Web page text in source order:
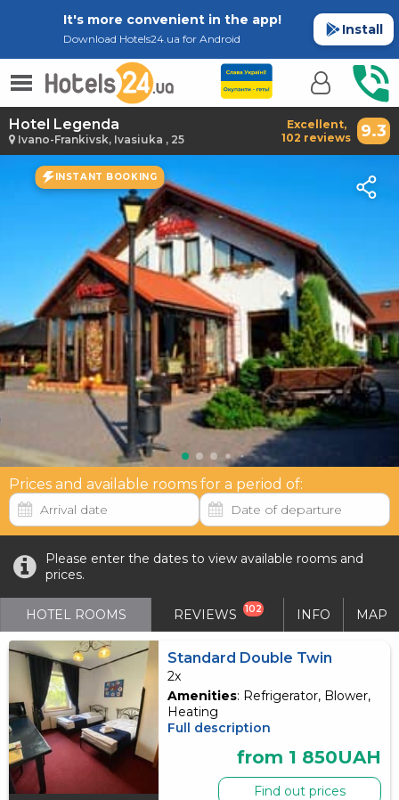
It's more convenient in the app!
Download Hotels24.ua for Android
Install
Hotel Legenda
Ivano-Frankivsk, Ivasiuka , 25
Excellent, 9.3
102 reviews
INSTANT BOOKING
Prices and available rooms for a period of:
Please enter the dates to view available rooms and
prices.
HOTEL ROOMS REVIEWS 102 INFO MAP
Standard Double Twin
2x
Amenities: Refrigerator, Blower,
Heating
Full description
from 1 850UAH
Find out prices